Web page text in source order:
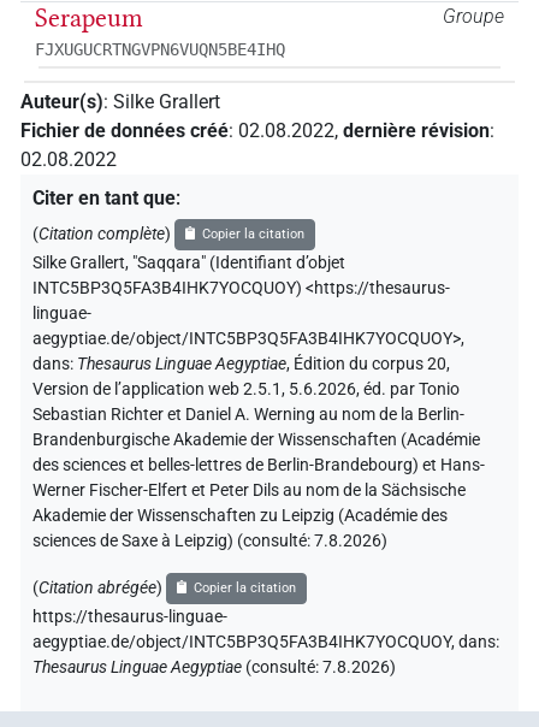
Groupe
Serapeum
FJXUGUCRTNGVPN6VUQN5BE4IHQ
Auteur(s): Silke Grallert
Fichier de données créé: 02.08.2022, dernière révision:
02.08.2022
Citer en tant que:
(Citation complète) Copier la citation
Silke Grallert, "Saqqara" (Identifiant d’objet
INTC5BP3Q5FA3B4IHK7YOCQUOY) <https://thesaurus-
linguae-
aegyptiae.de/object/INTC5BP3Q5FA3B4IHK7YOCQUOY>,
dans: Thesaurus Linguae Aegyptiae, Édition du corpus 20,
Version de l’application web 2.5.1, 5.6.2026, éd. par Tonio
Sebastian Richter et Daniel A. Werning au nom de la Berlin-
Brandenburgische Akademie der Wissenschaften (Académie
des sciences et belles-lettres de Berlin-Brandebourg) et Hans-
Werner Fischer-Elfert et Peter Dils au nom de la Sächsische
Akademie der Wissenschaften zu Leipzig (Académie des
sciences de Saxe à Leipzig) (consulté:7.8.2026)
(Citation abrégée) Copier la citation
https://thesaurus-linguae-
aegyptiae.de/object/INTC5BP3Q5FA3B4IHK7YOCQUOY,dans:
Thesaurus Linguae Aegyptiae (consulté:7.8.2026)